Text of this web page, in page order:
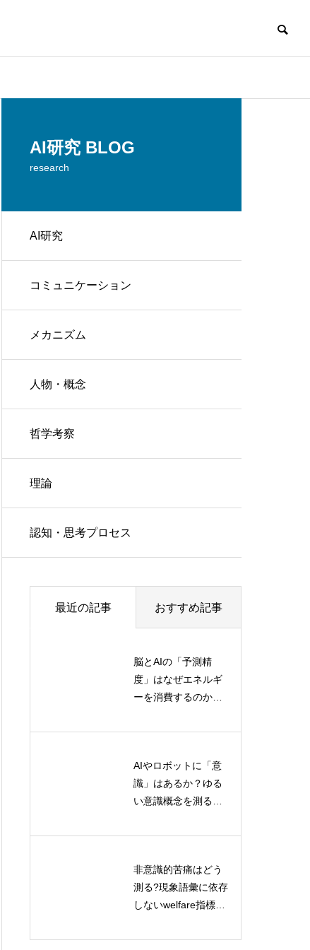
AI研究 BLOG
research
AI研究
コミュニケーション
メカニズム
人物・概念
哲学考察
理論
認知・思考プロセス
最近の記事 おすすめ記事
脳とAIの「予測精
度」はなぜエネルギ
ーを消費するのか？
解く認知コストの正
AIやロボットに「意
識」はあるか？ゆる
い意識概念を測る標
とは
非意識的苦痛はどう
測る?現象語彙に依存
しないwelfare指標の
人間とAIの協創イノ
ベーション：最新理
論モデルと実践フレ
人間の言語発達とAI
言語モデルの学習メ
カニズム比較
対話型学習による記
号接地の研究：AIの
言語理解を深める新